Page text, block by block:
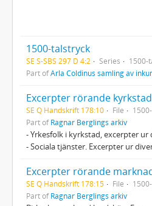
1500-talstryck
SE S-SBS 297 D 4:2 Series
1500-
Part ofArla Coldinus samling av
Excerpter rörande kyrkstad
SE Q Handskrift 178:10 File
Part ofRagnar Berglings arkiv
- Yrkesfolk i kyrkstad, excerpter ur
- Sociala tjänster. Excerpter ur
Excerpter rörande
SE Q Handskrift 178:15 File
Part ofRagnar Berglings arkiv